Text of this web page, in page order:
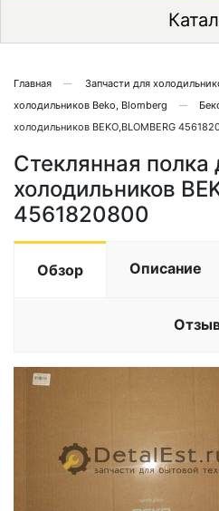
Главная Запчасти для
холодильников Beko, Blomberg
холодильников BEKO,BLOMBERG
Стеклянная полка
холодильников
4561820800
Обзор Описание